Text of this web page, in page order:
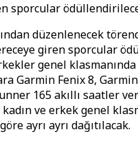
sporcular
düzenlenecek
giren sporcular
genel
Garmin Fenix 8,
165 akıllı saatler
ve erkek genel
ayrı ayrı dağıtılacak.